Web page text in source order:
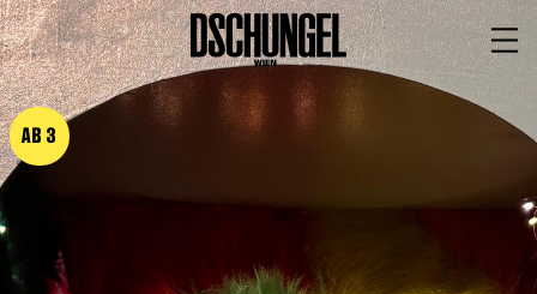
PROGRAMM
Spielplan
Wild & Schön Festival
AB 3